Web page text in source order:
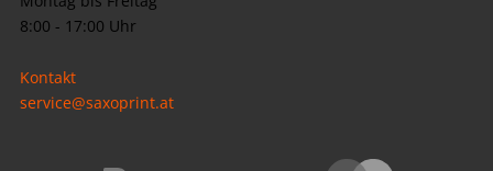
8:00 - 17:00 Uhr
Kontakt
service@saxoprint.at